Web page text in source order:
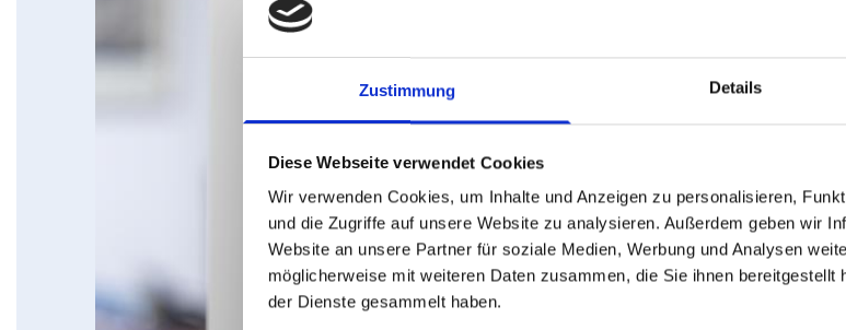
Zustimmung Details
Diese Webseite verwendet Cookies
Wir verwenden Cookies, um Inhalte und Anzeigen zu personalisieren,
und die Zugriffe auf unsere Website zu analysieren. Außerdem geben wir
Website an unsere Partner für soziale Medien, Werbung und Analysen
möglicherweise mit weiteren Daten zusammen, die Sie ihnen
der Dienste gesammelt haben.
Hier
Zeit
Ein in
ist